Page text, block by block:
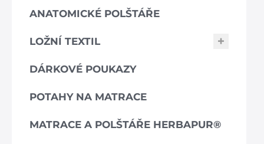
ANATOMICKÉ POLŠTÁŘE
LOŽNÍ TEXTIL
DÁRKOVÉ POUKAZY
POTAHY NA MATRACE
MATRACE A POLŠTÁŘE HERBAPUR®